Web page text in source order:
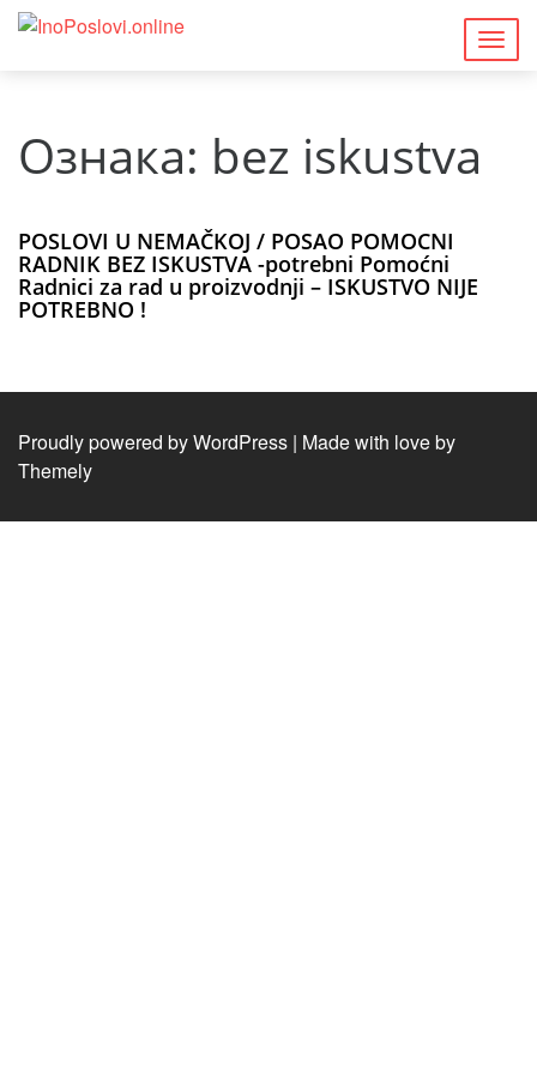
Ознака: bez iskustva
POSLOVI U NEMAČKOJ / POSAO POMOCNI
RADNIK BEZ ISKUSTVA -potrebni Pomoćni
Radnici za rad u proizvodnji – ISKUSTVO NIJE
POTREBNO !
Proudly powered by WordPress | Made with love by
Themely